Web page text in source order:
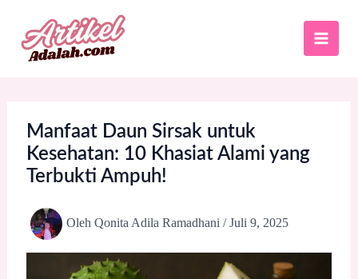
konten
Manfaat Daun Sirsak untuk
Kesehatan: 10 Khasiat Alami yang
Terbukti Ampuh!
Oleh Qonita Adila Ramadhani /Juli 9, 2025